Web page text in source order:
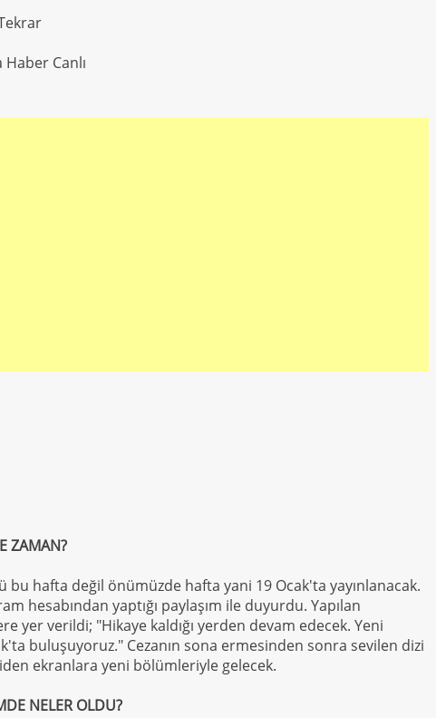
Canlı
ZAMAN?
bu hafta değil önümüzde hafta yani 19 Ocak'ta yayınlanacak.
hesabından yaptığı paylaşım ile duyurdu. Yapılan
yer verildi; "Hikaye kaldığı yerden devam edecek. Yeni
buluşuyoruz." Cezanın sona ermesinden sonra sevilen dizi
ekranlara yeni bölümleriyle gelecek.
NELER OLDU?